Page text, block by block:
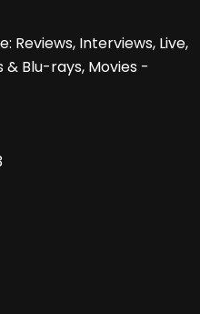
Reviews, Interviews, Live,
& Blu-rays, Movies -